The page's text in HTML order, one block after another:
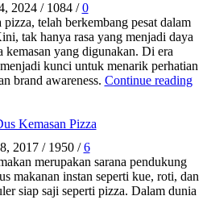
2024 / 1084 / 0
telah berkembang pesat dalam
tak hanya rasa yang menjadi daya
kemasan yang digunakan. Di era
kunci untuk menarik perhatian
brand awareness. Continue reading
Kemasan Pizza
2017 / 1950 / 6
merupakan sarana pendukung
makanan instan seperti kue, roti, dan
siap saji seperti pizza. Dalam dunia